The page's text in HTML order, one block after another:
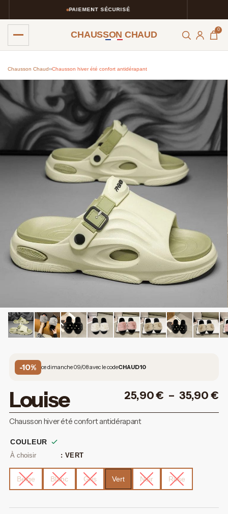
PAIEMENT SÉCURISÉ
CHAUSSON CHAUD 0
Chausson Chaud››Chausson hiver été confort antidérapant
-10% ce dimanche 09/08 avec le codeCHAUD10
Louise 25,90€ – 35,90€
Chausson hiver été confort antidérapant
COULEUR
: VERT
Beige Blanc Gris Vert Noir Rose